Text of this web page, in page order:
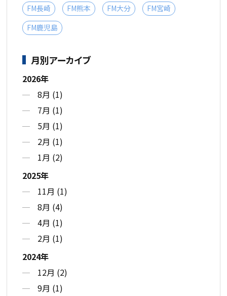
FM長崎
FM熊本 FM大分
FM宮崎
FM鹿児島
月別アーカイブ
2026年
8月 (1)
7月 (1)
5月 (1)
2月 (1)
1月 (2)
2025年
11月 (1)
8月 (4)
4月 (1)
2月 (1)
2024年
12月 (2)
9月 (1)